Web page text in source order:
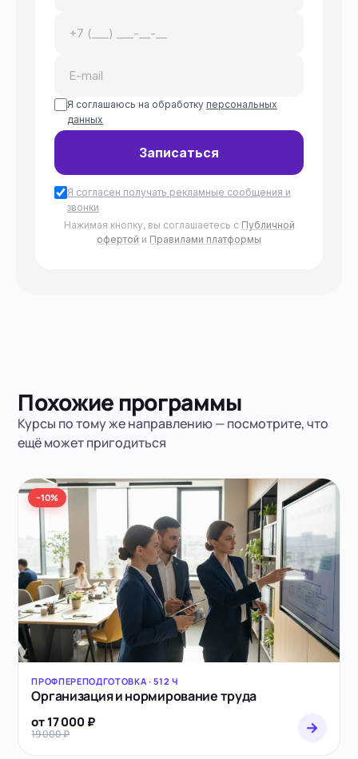
Я соглашаюсь на обработку персональных
данных
Записаться
Я согласен получать рекламные сообщения и
звонки
Нажимая кнопку, вы соглашаетесь с Публичной
офертой и Правилами платформы
Похожие программы
Курсы по тому же направлению — посмотрите, что
ещё может пригодиться
−10%
ПРОФПЕРЕПОДГОТОВКА · 512 Ч
Организация и нормирование труда
от 17 000 ₽
19 000 ₽ →